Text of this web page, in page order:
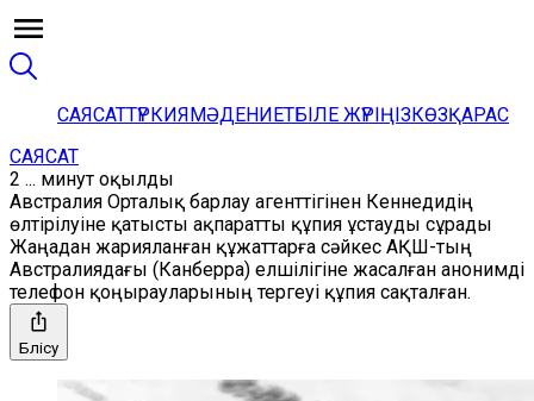
САЯСАТТҮРКИЯМӘДЕНИЕТБІЛЕ ЖҮРІҢІЗКӨЗҚАРАС
САЯСАТ
2 ... минут оқылды
Австралия Орталық барлау агенттігінен Кеннедидің
өлтірілуіне қатысты ақпаратты құпия ұстауды сұрады
Жаңадан жарияланған құжаттарға сәйкес АҚШ-тың
Австралиядағы (Канберра) елшілігіне жасалған анонимді
телефон қоңырауларының тергеуі құпия сақталған.
Бөлісу